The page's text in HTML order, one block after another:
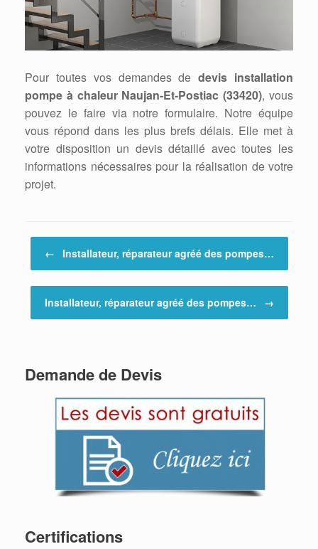
Pour toutes vos demandes dedevis installation
pompe à chaleur Naujan-Et-Postiac (33420), vous
pouvez le faire via notre formulaire. Notre équipe
vous répond dans les plus brefs délais. Elle met à
votre disposition un devis détaillé avec toutes les
informations nécessaires pour la réalisation de votre
projet.
← Installateur, réparateur agréé des pompes…
Installateur, réparateur agréé des pompes… →
Demande de Devis
Certifications